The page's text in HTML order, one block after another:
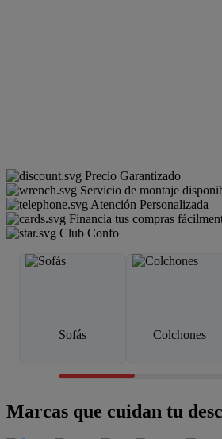
Precio Garantizado
Servicio de montaje
Atención Personalizada
Financia tus compras
Club Confo
Sofás Colchones
Marcas que cuidan tu